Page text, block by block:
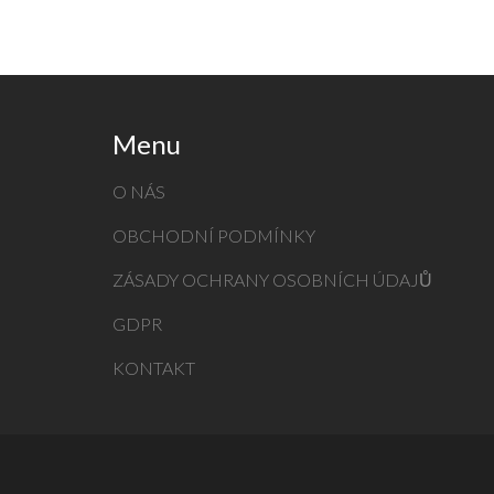
Menu
O NÁS
OBCHODNÍ PODMÍNKY
ZÁSADY OCHRANY OSOBNÍCH ÚDAJŮ
GDPR
KONTAKT